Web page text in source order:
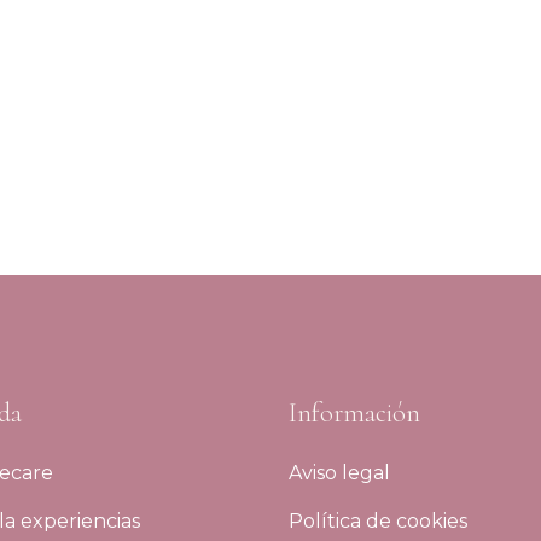
experiencias
Información
Aviso legal
Política de cookies